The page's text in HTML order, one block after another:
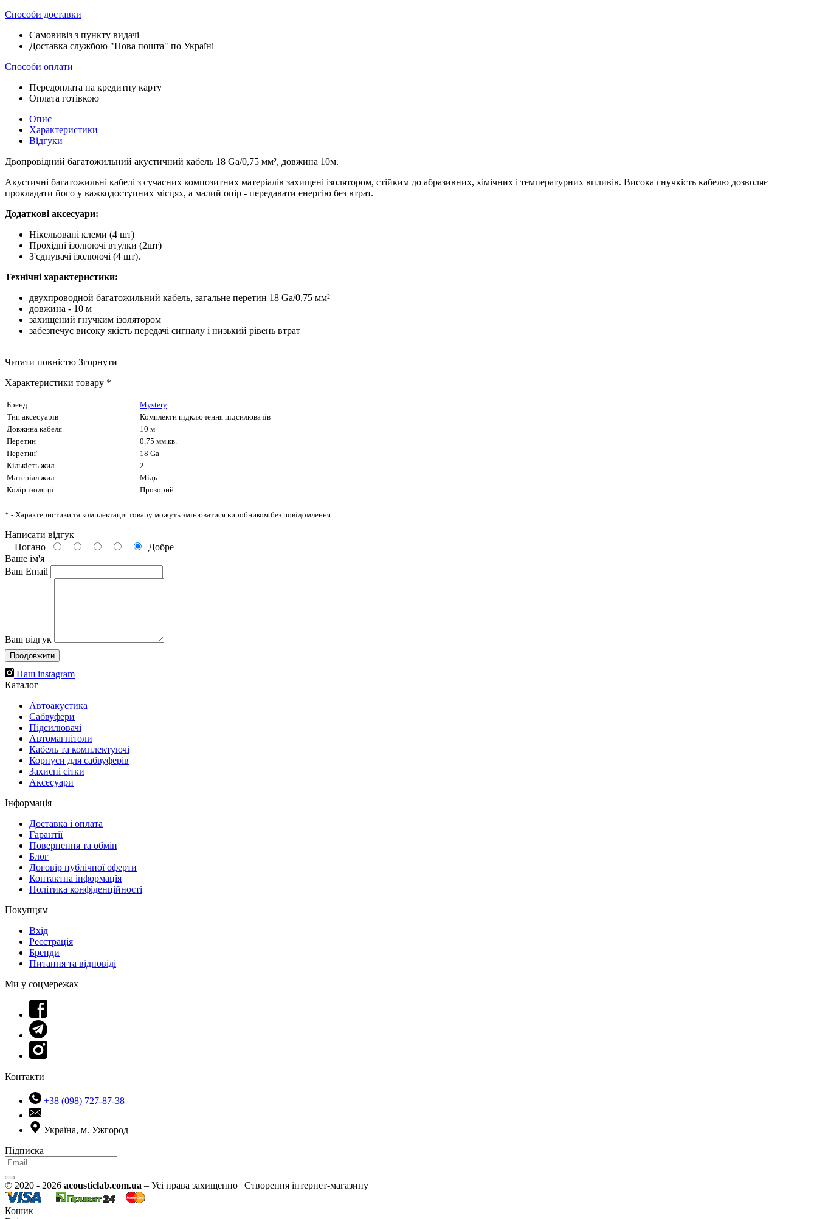
Способи доставки
Самовивіз з пункту видачі
Доставка службою "Нова пошта" по Україні
Способи оплати
Передоплата на кредитну карту
Оплата готівкою
Опис
Характеристики
Відгуки
Двопровідний багатожильний акустичний кабель 18 Ga/0,75 мм², довжина 10м.
Акустичні багатожильні кабелі з сучасних композитних матеріалів захищені ізолятором, стійким до абразивних, хімічних і температурних впливів. Висока гнучкість кабелю дозволяє
прокладати його у важкодоступних місцях, а малий опір - передавати енергію без втрат.
Додаткові аксесуари:
Нікельовані клеми (4 шт)
Прохідні ізолюючі втулки (2шт)
З'єднувачі ізолюючі (4 шт).
Технічні характеристики:
двухпроводной багатожильний кабель, загальне перетин 18 Ga/0,75 мм²
довжина - 10 м
захищений гнучким ізолятором
забезпечує високу якість передачі сигналу і низький рівень втрат
Читати повністю Згорнути
Характеристики товару *
Бренд
Mystery
Тип аксесуарів
Комплекти підключення підсилювачів
Довжина кабеля
10 м
Перетин
0.75 мм.кв.
Перетин'
18 Ga
Кількість жил
2
Матеріал жил
Мідь
Колір ізоляції
Прозорий
* - Характеристики та комплектація товару можуть змінюватися виробником без повідомлення
Написати відгук
Погано
Добре
Ваше ім'я
Ваш Email
Ваш відгук
Продовжити
Наш instagram
Каталог
Автоакустика
Cабвуфери
Підсилювачі
Автомагнітоли
Кабель та комплектуючі
Корпуси для сабвуферів
Захисні сітки
Аксесуари
Інформація
Доставка і оплата
Гарантії
Повернення та обмін
Блог
Договір публічної оферти
Контактна інформація
Політика конфіденційності
Покупцям
Вхід
Реєстрація
Бренди
Питання та відповіді
Ми у соцмережах
Контакти
+38 (098) 727-87-38
Україна, м. Ужгород
Підписка
© 2020 - 2026 acousticlab.com.ua – Усі права захищенно | Створення інтернет-магазину
Кошик